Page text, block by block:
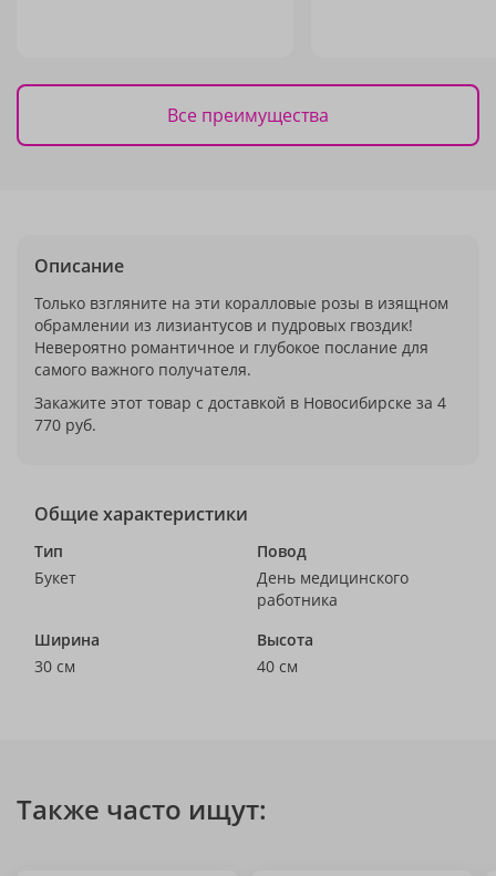
Все преимущества
Описание
Только взгляните на эти коралловые розы в изящном
обрамлении из лизиантусов и пудровых гвоздик!
Невероятно романтичное и глубокое послание для
самого важного получателя.
Закажите этот товар с доставкой в Новосибирске за 4
770 руб.
Общие характеристики
Тип
Букет
Повод
День медицинского
работника
Ширина
30 см
Высота
40 см
Также часто ищут: